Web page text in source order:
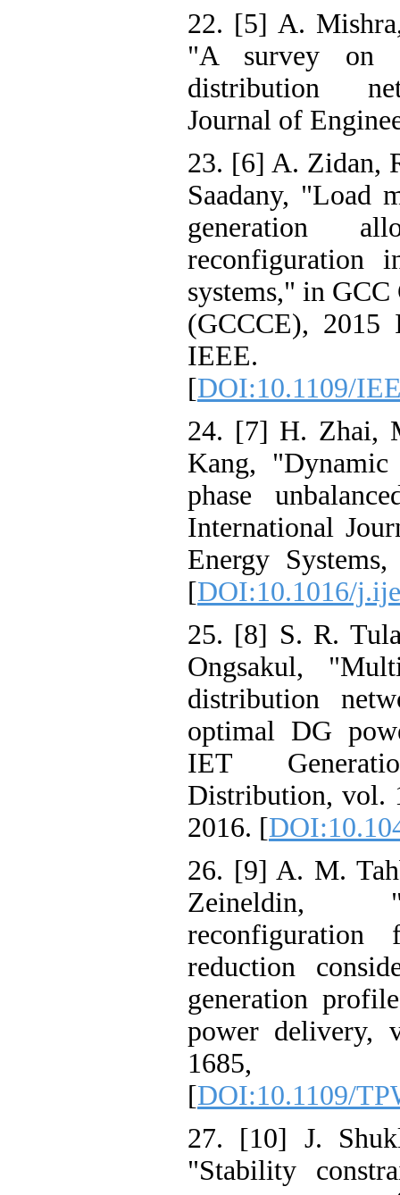
22. [5] A.
"A survey on
distribution
Journal of
23. [6] A. Zidan,
Saadany, "Load
generation
reconfiguration
systems," in
(GCCCE),
IEEE.
[DOI:10.1109/
24. [7] H. Zhai,
Kang,
phase
International
Energy
[DOI:10.1016/
25. [8] S. R.
Ongsakul,
distribution
optimal DG
IET
Distribution, vol.
2016. [
26. [9] A. M.
Zeineldin,
reduction
generation
power delivery,
[DOI:10.1109/
27. [10] J.
"Stability